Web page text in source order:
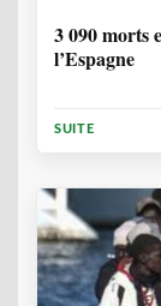
3 090 morts
l’Espagne
SUITE